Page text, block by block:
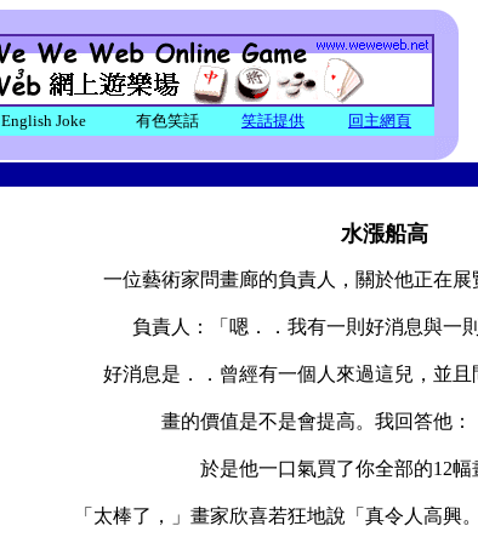
English Joke 有色笑話 笑話提供 回主網頁
水漲船高
一位藝術家問畫廊的負責人，關於他正在展
負責人：「嗯．．我有一則好消息與一
好消息是．．曾經有一個人來過這兒，並且
畫的價值是不是會提高。我回答他：
於是他一口氣買了你全部的12幅
「太棒了，」畫家欣喜若狂地說「真令人高興